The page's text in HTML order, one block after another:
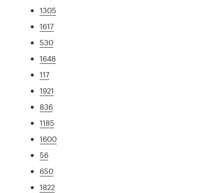
1305
1617
530
1648
117
1921
836
1185
1600
56
650
1822